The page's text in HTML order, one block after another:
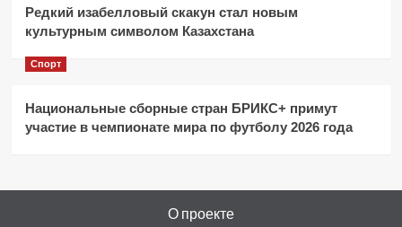
Редкий изабелловый скакун стал новым
культурным символом Казахстана
Спорт
Национальные сборные стран БРИКС+ примут
участие в чемпионате мира по футболу 2026 года
О проекте